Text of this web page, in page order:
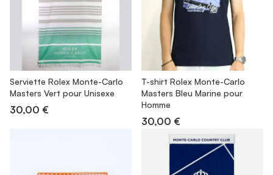
Serviette Rolex Monte-Carlo
Masters Vert pour Unisexe
30,00 €
T-shirt Rolex Monte-Carlo
Masters Bleu Marine pour
Homme
30,00 €